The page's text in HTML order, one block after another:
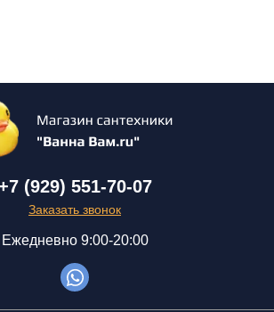
(929) 551-70-07
Заказать звонок
Ежедневно 9:00-20:00